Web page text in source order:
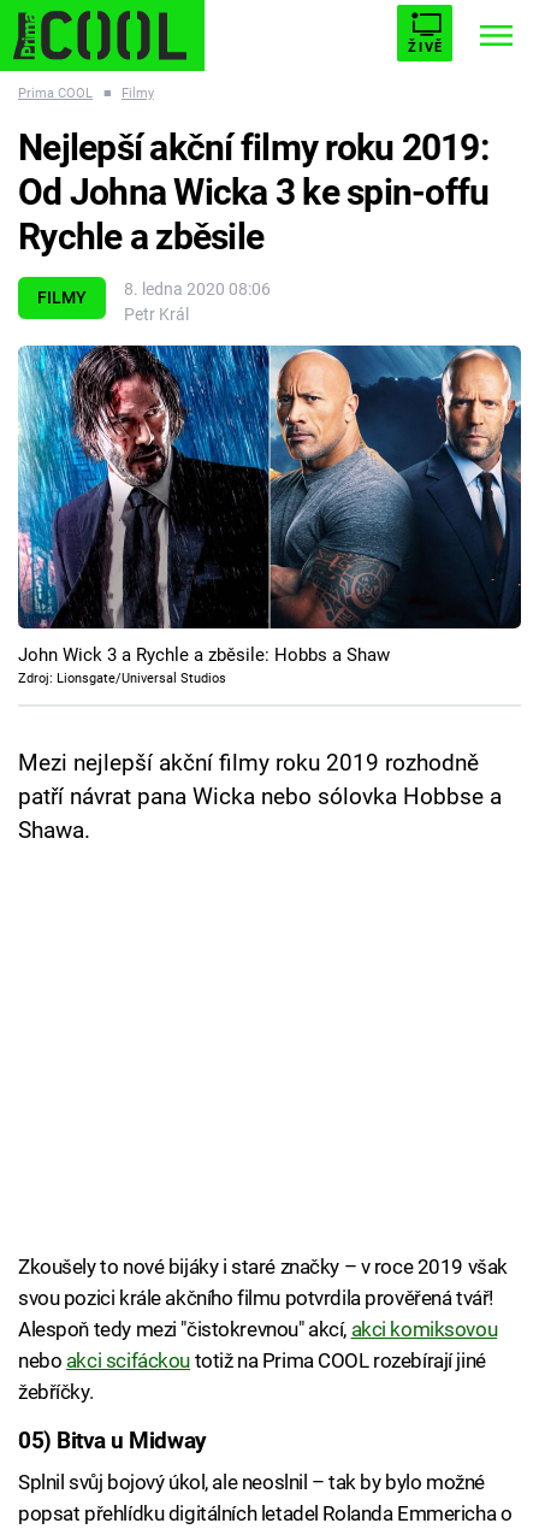
ŽIVĚ
ESCAPE PLNEJ KOTEL AVENGERS 5
Témata
Filmy
Seriály
Hry
Cool Esport
Pořady
TV Program
Přihlášení
Prima COOL ■ Filmy
FILMY
8. ledna 2020 08:06
Petr Král
Nejlepší akční filmy roku 2019:
Od Johna Wicka 3 ke spin-offu
Rychle a zběsile
John Wick 3 a Rychle a zběsile: Hobbs a Shaw
Zdroj: Lionsgate/Universal Studios
Mezi nejlepší akční filmy roku 2019 rozhodně
patří návrat pana Wicka nebo sólovka Hobbse a
Shawa.
Zkoušely to nové bijáky i staré značky – v roce 2019 však
svou pozici krále akčního filmu potvrdila prověřená tvář!
Alespoň tedy mezi "čistokrevnou" akcí, akci komiksovou
nebo akci scifáckoutotiž na Prima COOL rozebírají jiné
žebříčky.
05) Bitva u Midway
Splnil svůj bojový úkol, ale neoslnil – tak by bylo možné
popsat přehlídku digitálních letadel Rolanda Emmericha o